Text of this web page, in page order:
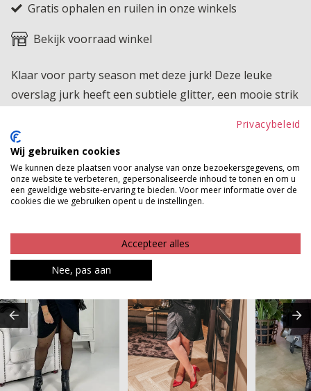
Gratis ophalen en ruilen in onze winkels
Bekijk voorraad winkel
Klaar voor party season met deze jurk! Deze leuke
overslag jurk heeft een subtiele glitter, een mooie strik
Product kenmerken
Betaalinformatie
MAAK JE LOOK COMPLEET
Privacybeleid
Wij gebruiken cookies
We kunnen deze plaatsen voor analyse van onze bezoekersgegevens, om
onze website te verbeteren, gepersonaliseerde inhoud te tonen en om u
een geweldige website-ervaring te bieden. Voor meer informatie over de
cookies die we gebruiken opent u de instellingen.
Accepteer alles
Nee, pas aan